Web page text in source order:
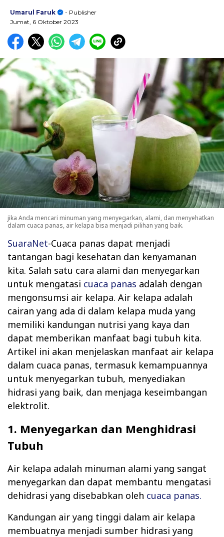
Umarul Faruk
- Publisher
Jumat, 6 Oktober 2023
jika Anda mencari minuman yang menyegarkan, alami, dan menyehatkan
dalam cuaca panas, air kelapa bisa menjadi pilihan yang baik.
SuaraNet-Cuaca panas dapat menjadi
tantangan bagi kesehatan dan kenyamanan
kita. Salah satu cara alami dan menyegarkan
untuk mengatasi cuaca panas adalah dengan
mengonsumsi air kelapa. Air kelapa adalah
cairan yang ada di dalam kelapa muda yang
memiliki kandungan nutrisi yang kaya dan
dapat memberikan manfaat bagi tubuh kita.
Artikel ini akan menjelaskan manfaat air kelapa
dalam cuaca panas, termasuk kemampuannya
untuk menyegarkan tubuh, menyediakan
hidrasi yang baik, dan menjaga keseimbangan
elektrolit.
1. Menyegarkan dan Menghidrasi
Tubuh
Air kelapa adalah minuman alami yang sangat
menyegarkan dan dapat membantu mengatasi
dehidrasi yang disebabkan oleh cuaca panas.
Kandungan air yang tinggi dalam air kelapa
membuatnya menjadi sumber hidrasi yang